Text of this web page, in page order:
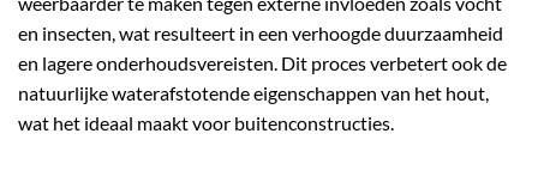
en insecten, wat resulteert in een verhoogde duurzaamheid
en lagere onderhoudsvereisten. Dit proces verbetert ook de
natuurlijke waterafstotende eigenschappen van het hout,
wat het ideaal maakt voor buitenconstructies.